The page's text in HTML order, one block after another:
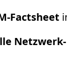
Factsheet